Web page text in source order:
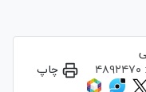
۴۸۹۲۴۷۰ چاپ